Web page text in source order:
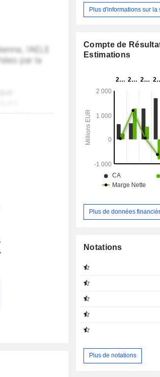
Plus d'informations sur la
Compte de
Estimations
Plus de données
Notations
Plus de notations